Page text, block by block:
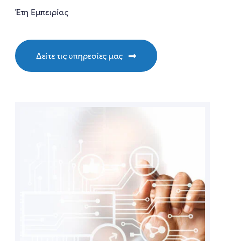
Έτη Εμπειρίας
Δείτε τις υπηρεσίες μας